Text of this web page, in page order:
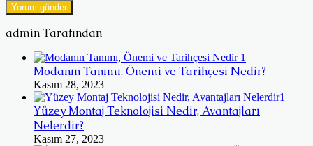
admin Tarafından
Modanın Tanımı, Önemi ve Tarihçesi Nedir?
Kasım 28, 2023
Yüzey Montaj Teknolojisi Nedir, Avantajları
Nelerdir?
Kasım 27, 2023